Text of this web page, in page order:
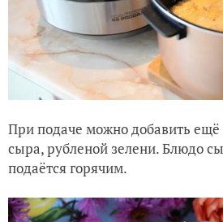
При подаче можно добавить ещё
сыра, рубленой зелени. Блюдо
подаётся горячим.